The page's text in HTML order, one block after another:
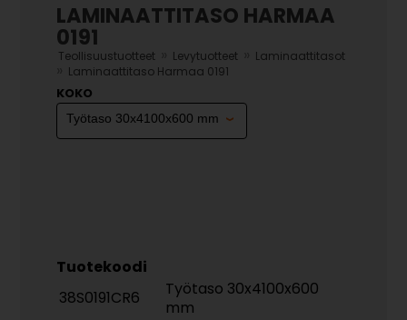
LAMINAATTITASO HARMAA
0191
Teollisuustuotteet Levytuotteet Laminaattitasot
Laminaattitaso Harmaa 0191
KOKO
Tuotekoodi
38S0191CR6
Työtaso 30x4100x600
mm